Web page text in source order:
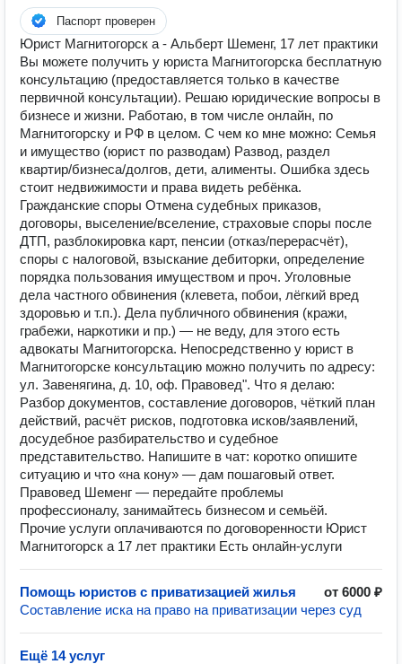
Паспорт проверен
Юрист Магнитогорск а - Альберт Шеменг, 17 лет практики
Вы можете получить у юриста Магнитогорска бесплатную
консультацию (предоставляется только в качестве
первичной консультации). Решаю юридические вопросы в
бизнесе и жизни. Работаю, в том числе онлайн, по
Магнитогорску и РФ в целом. С чем ко мне можно: Семья
и имущество (юрист по разводам) Развод, раздел
квартир/бизнеса/долгов, дети, алименты. Ошибка здесь
стоит недвижимости и права видеть ребёнка.
Гражданские споры Отмена судебных приказов,
договоры, выселение/вселение, страховые споры после
ДТП, разблокировка карт, пенсии (отказ/перерасчёт),
споры с налоговой, взыскание дебиторки, определение
порядка пользования имуществом и проч. Уголовные
дела частного обвинения (клевета, побои, лёгкий вред
здоровью и т.п.). Дела публичного обвинения (кражи,
грабежи, наркотики и пр.) — не веду, для этого есть
адвокаты Магнитогорска. Непосредственно у юрист в
Магнитогорске консультацию можно получить по адресу:
ул. Завенягина, д. 10, оф. Правовед". Что я делаю:
Разбор документов, составление договоров, чёткий план
действий, расчёт рисков, подготовка исков/заявлений,
досудебное разбирательство и судебное
представительство. Напишите в чат: коротко опишите
ситуацию и что «на кону» — дам пошаговый ответ.
Правовед Шеменг — передайте проблемы
профессионалу, занимайтесь бизнесом и семьёй.
Прочие услуги оплачиваются по договоренности Юрист
Магнитогорск а 17 лет практики Есть онлайн-услуги
Помощь юристов с приватизацией жилья
от 6000 ₽
Составление иска на право на приватизации через суд
Ещё 14 услуг